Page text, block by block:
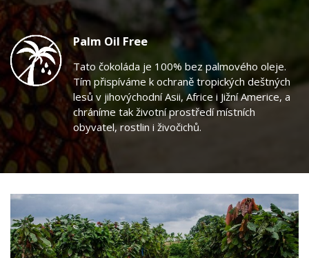
Palm Oil Free
Tato čokoláda je 100% bez palmového oleje.
Tím přispíváme k ochraně tropických deštných
lesů v jihovýchodní Asii, Africe i Jižní Americe, a
chráníme tak životní prostředí místních
obyvatel, rostlin i živočichů.